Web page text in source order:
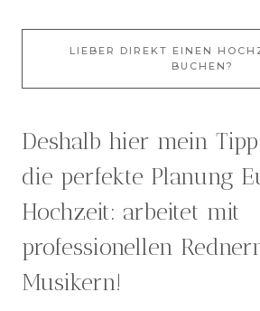
LIEBER DIREKT EINEN
BUCHEN?
Deshalb hier mein
die perfekte Planung
Hochzeit: arbeitet mit
professionellen
Musikern!